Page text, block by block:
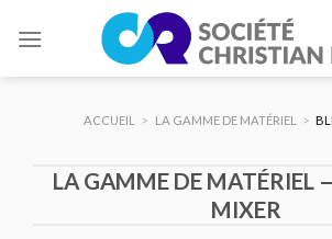
ACCUEIL > LA GAMME DE MATÉRIEL >
LA GAMME DE MATÉRIEL
MIXER